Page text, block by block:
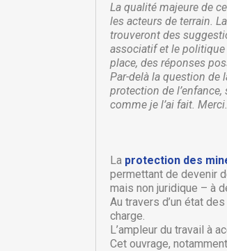
La qualité majeure de
les acteurs de terrain.
trouveront des
associatif et le
place, des réponses
Par-delà la question de
protection de
comme je l’ai fait. Merci.
La protection des
permettant de devenir
mais non juridique – à
Au travers d’un état
charge.
L’ampleur du travail à
Cet ouvrage,